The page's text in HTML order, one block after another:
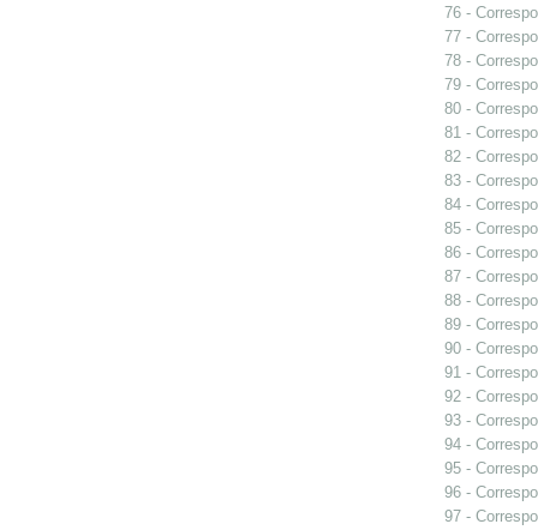
76 -
77 -
78 -
79 -
80 -
81 -
82 -
83 -
84 -
85 -
86 -
87 -
88 -
89 -
90 -
91 -
92 -
93 -
94 -
95 -
96 -
97 -